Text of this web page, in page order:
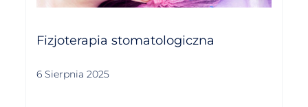
Fizjoterapia stomatologiczna
6 Sierpnia 2025